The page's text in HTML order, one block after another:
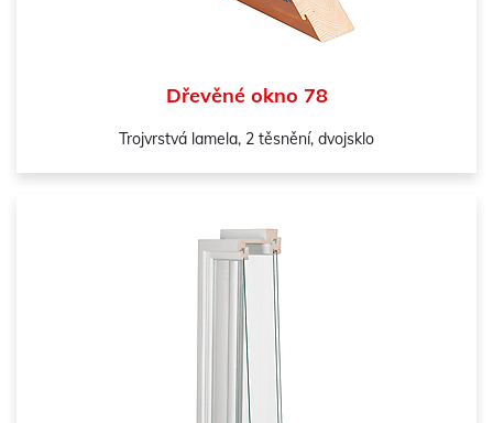
Dřevěné okno 78
Trojvrstvá lamela, 2 těsnění, dvojsklo